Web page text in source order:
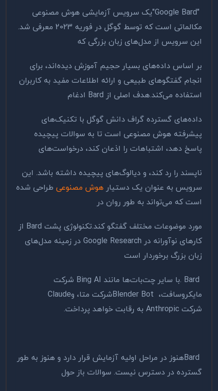
"Google Bard"یک سرویس آزمایشی هوش مصنوعی
مکالماتی است که توسط گوگل در فوریه 2023 معرفی شد.
این سرویس از مدل‌های زبان بزرگی که
بر اساس داده‌های بسیار حجیم آموزش دیده‌اند، برای
انجام گفتگوهای طبیعی و ارائه اطلاعات مفید به کاربران
استفاده می‌کند.هدف اصلی از Bard ادغام
داده‌های گسترده گراف دانش گوگل با تکنیک‌های
پیشرفته هوش مصنوعی است تا به سوالات پیچیده
پاسخ دهد، اشتباهات را اذعان کند، درخواست‌های
ناپسند را رد کند، و دیالوگ‌های پیچیده داشته باشد. این
سرویس به عنوان یک دستیار هوش مصنوعی طراحی شده
است که می‌تواند به طور روان در
مورد موضوعات مختلف گفتگو کند.تکنولوژی پشت Bard از
کارهای نوآورانه در Google Research در زمینه مدل‌های
زبان بزرگ برخوردار است
. Bardبا سایر چت‌بات‌ها مانند Bing AI شرکت
مایکروسافت، Blender Botشرکت متا، وClaude
شرکت Anthropic به رقابت خواهد پرداخت.
Bardهنوز در مراحل اولیه آزمایش قرار دارد و هنوز به طور
گسترده در دسترس نیست. سوالات باز حول